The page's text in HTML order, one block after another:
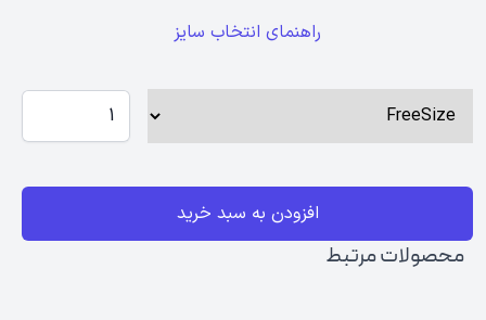
راهنمای انتخاب سایز
افزودن به سبد خرید
محصولات مرتبط